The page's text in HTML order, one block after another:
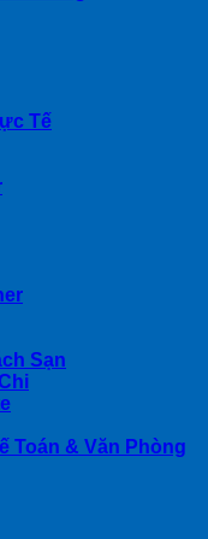
Tế
Sạn
Toán & Văn Phòng